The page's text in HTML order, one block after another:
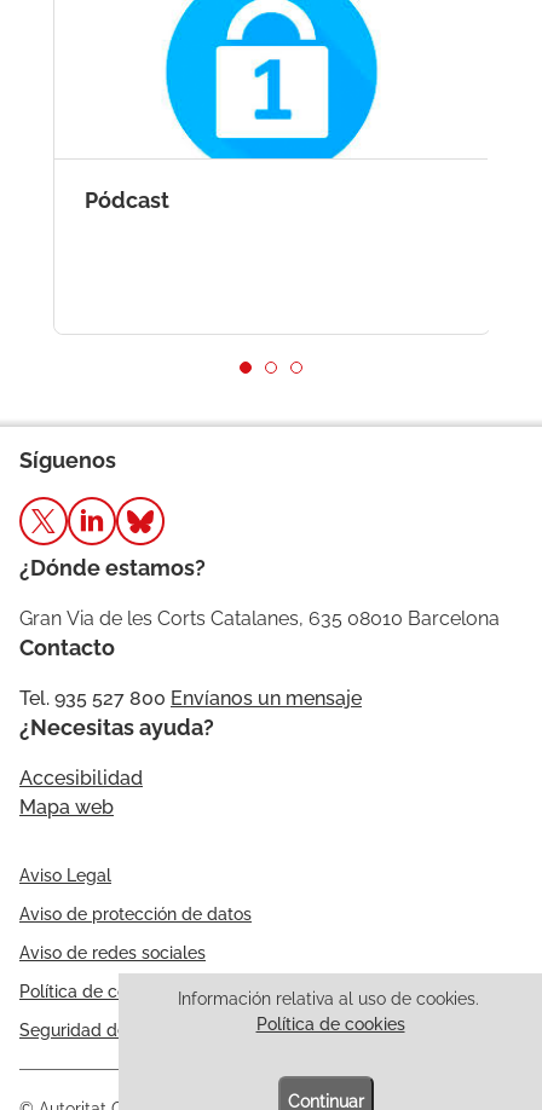
Pódcast
Información relativa al uso de cookies.
Política de cookies
Continuar
Síguenos
¿Dónde estamos?
Gran Via de les Corts Catalanes, 635 08010 Barcelona
Contacto
Tel. 935 527 800 Envíanos un mensaje
¿Necesitas ayuda?
Accesibilidad
Mapa web
Aviso Legal
Aviso de protección de datos
Aviso de redes sociales
Política de cookies
Seguridad de la información